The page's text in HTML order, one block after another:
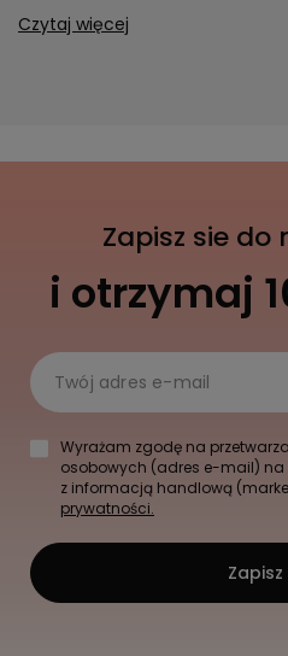
Czytaj więcej
Zapisz sie do
i otrzymaj
Twój adres e-mail
Wyrażam zgodę na
osobowych (adres e-mail) na
z informacją handlową
prywatności.
Zapisz